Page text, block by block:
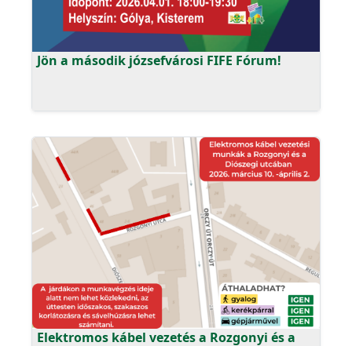
Jön a második józsefvárosi FIFE Fórum!
Elektromos kábel vezetés a Rozgonyi és a